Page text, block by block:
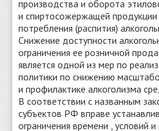
производства и оборота
и спиртосожержащей продукции
потребления (распития)
Снижение доступности
ограничения ее розничной
является одной из мер по
политики по снижению
и профилактике алкоголизма
В соответствии с названным
субъектов РФ вправе
ограничения времени , условий